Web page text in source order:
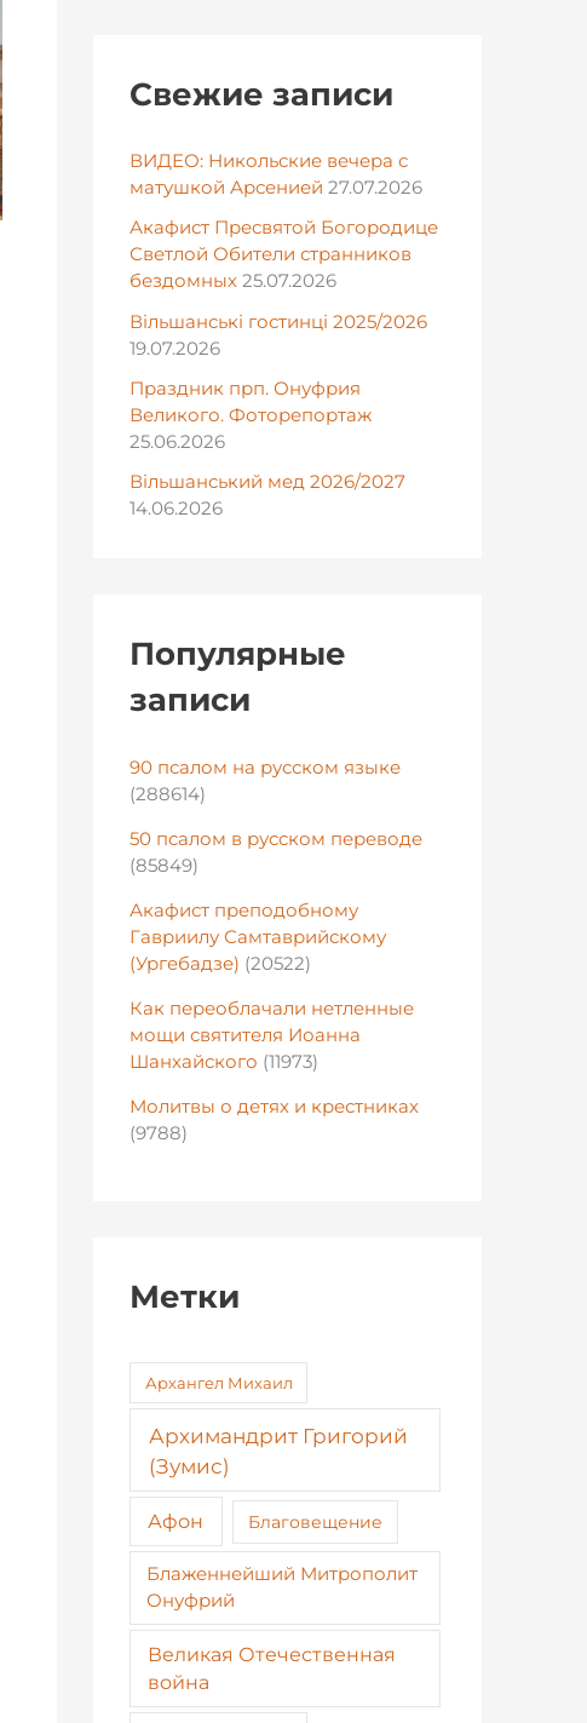
Свежие записи
ВИДЕО: Никольские вечера с
матушкой Арсенией 27.07.2026
Акафист Пресвятой Богородице
Светлой Обители странников
бездомных 25.07.2026
Вільшанські гостинці 2025/2026
19.07.2026
Праздник прп. Онуфрия
Великого. Фоторепортаж
25.06.2026
Вільшанський мед 2026/2027
14.06.2026
Популярные
записи
90 псалом на русском языке
(288614)
50 псалом в русском переводе
(85849)
Акафист преподобному
Гавриилу Самтаврийскому
(Ургебадзе) (20522)
Как переоблачали нетленные
мощи святителя Иоанна
Шанхайского (11973)
Молитвы о детях и крестниках
(9788)
Метки
Архангел Михаил
Архимандрит Григорий
(Зумис)
Афон Благовещение
Блаженнейший Митрополит
Онуфрий
Великая Отечественная
война